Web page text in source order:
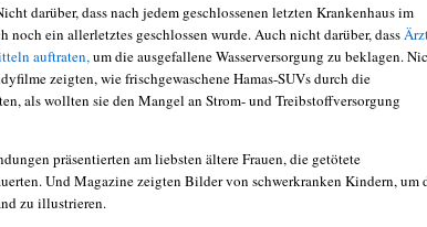
darüber, dass nach jedem geschlossenen letzten Krankenhaus im
noch ein allerletztes geschlossen wurde. Auch nicht darüber, dass
auftraten, um die ausgefallene Wasserversorgung zu beklagen.
zeigten, wie frischgewaschene Hamas-SUVs durch die
als wollten sie den Mangel an Strom- und Treibstoffversorgung
präsentierten am liebsten ältere Frauen, die getötete
Und Magazine zeigten Bilder von schwerkranken Kindern, um
zu illustrieren.